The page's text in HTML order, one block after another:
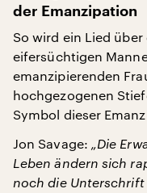
der Emanzipation
So wird ein Lied über
eifersüchtigen
emanzipierenden
hochgezogenen
Symbol dieser
Jon Savage: „Die
Leben ändern sich
noch die Unterschrift